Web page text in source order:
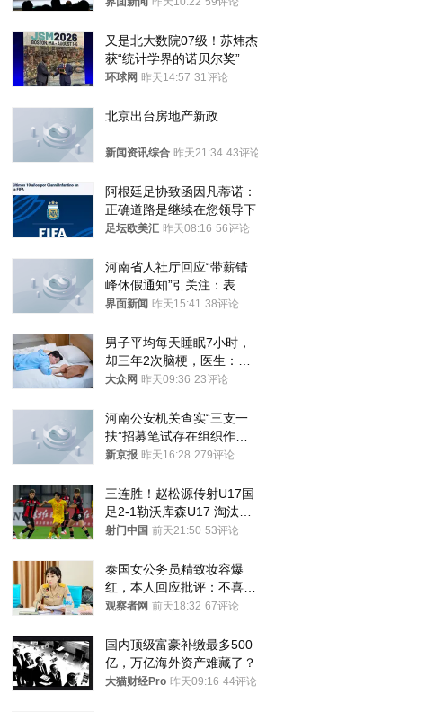
又是北大数院07级！苏炜杰
获“统计学界的诺贝尔奖”
环球网 昨天14:57 31评论
北京出台房地产新政
新闻资讯综合 昨天21:34 43评论
阿根廷足协致函因凡蒂诺：
正确道路是继续在您领导下
足坛欧美汇 昨天08:16 56评论
河南省人社厅回应“带薪错
峰休假通知”引关注：表述
不够准确，待修改后印发
界面新闻 昨天15:41 38评论
男子平均每天睡眠7小时，
却三年2次脑梗，医生：这
样睡觉更伤身
大众网 昨天09:36 23评论
河南公安机关查实“三支一
扶”招募笔试存在组织作弊
犯罪行为
新京报 昨天16:28 279评论
三连胜！赵松源传射U17国
足2-1勒沃库森U17 淘汰赛
将战河床
射门中国 前天21:50 53评论
泰国女公务员精致妆容爆
红，本人回应批评：不喜欢
就别看
观察者网 前天18:32 67评论
国内顶级富豪补缴最多500
亿，万亿海外资产难藏了？
大猫财经Pro 昨天09:16 44评论